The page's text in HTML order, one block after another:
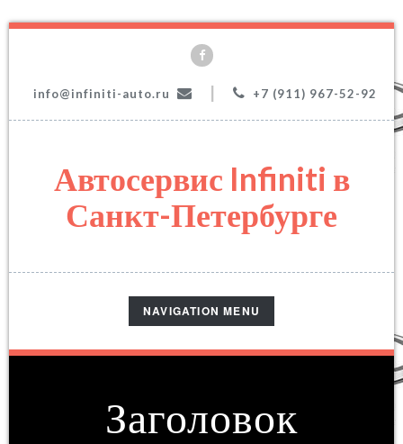
info@infiniti-auto.ru +7 (911) 967-52-92
Автосервис Infiniti в
Санкт-Петербурге
TOGGLE
NAVIGATION
NAVIGATION MENU
Заголовок